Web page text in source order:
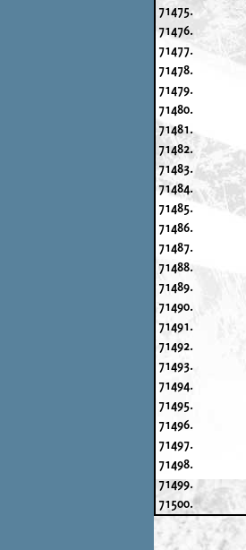
71475.
71476.
71477.
71478.
71479.
71480.
71481.
71482.
71483.
71484.
71485.
71486.
71487.
71488.
71489.
71490.
71491.
71492.
71493.
71494.
71495.
71496.
71497.
71498.
71499.
71500.